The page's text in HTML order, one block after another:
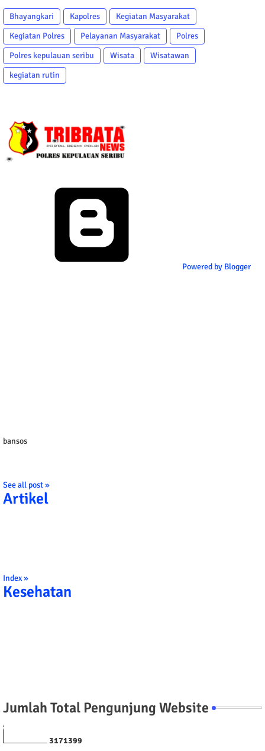
Bhayangkari Kapolres
Kegiatan Masyarakat
Kegiatan Polres
Pelayanan Masyarakat
Polres
Polres kepulauan seribu
Wisata
Wisatawan
kegiatan rutin
Powered by Blogger
bansos
See all post »
Artikel
Index »
Kesehatan
Jumlah Total Pengunjung Website
3171399